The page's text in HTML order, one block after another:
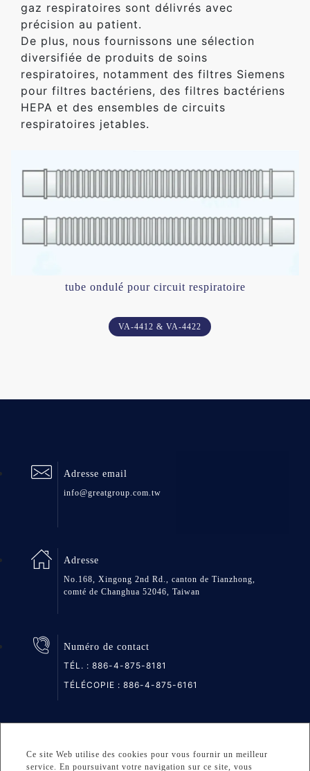
gaz respiratoires sont délivrés avec
précision au patient.
De plus, nous fournissons une sélection
diversifiée de produits de soins
respiratoires, notamment des filtres Siemens
pour filtres bactériens, des filtres bactériens
HEPA et des ensembles de circuits
respiratoires jetables.
tube ondulé pour circuit respiratoire
VA-4412 & VA-4422
Ce site Web utilise des cookies pour vous fournir un meilleur
service. En poursuivant votre navigation sur ce site, vous
Adresse email
info@greatgroup.com.tw
Adresse
No.168, Xingong 2nd Rd., canton de Tianzhong,
comté de Changhua 52046, Taiwan
Numéro de contact
TÉL. : 886-4-875-8181
TÉLÉCOPIE : 886-4-875-6161
Plan du site Privacy DESIGNED BY Atteipo